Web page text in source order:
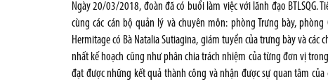
Ngày 20/03/2018, đoàn đã có buổi làm việc với lãnh đạo BTLSQG.
cùng các cán bộ quản lý và chuyên môn: phòng Trưng bày,
Hermitage có Bà Natalia Sutiagina, giám tuyển của trưng bày và
nhất kế hoạch cũng như phân chia trách nhiệm của từng đơn vị
đạt được những kết quả thành công và nhận được sự quan tâm